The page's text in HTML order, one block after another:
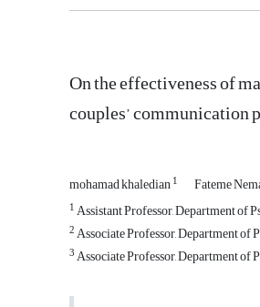
On the effectiveness of
couples’ communication
mohamad khaledian1 Fateme
1Assistant Professor, Department of
2Associate Professor, Department
3Associate Professor, Department